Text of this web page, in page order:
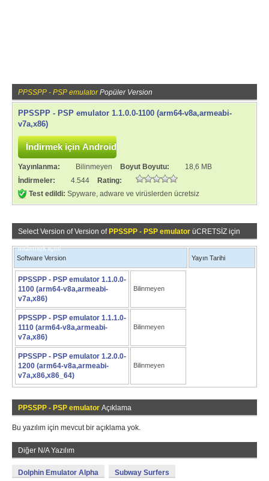
PPSSPP - PSP emulatorPopüler Version
PPSSPP - PSP emulator 1.1.0.0-1100 (arm64-v8a,armeabi-
v7a,x86)
Yayınlanma: Bilinmeyen Boyut Boyutu:
18,6 MB
İndirmeler:
4.544
Rating:
Test edildi: Spyware, adware ve virüslerden ücretsiz
Select Version of Version of PPSSPP - PSP emulator üCRETSİZ için
indirmek için!
Software Version Yayın Tarihi
PPSSPP - PSP emulator 1.1.0.0-
1100 (arm64-v8a,armeabi-
v7a,x86)
Bilinmeyen
PPSSPP - PSP emulator 1.1.1.0-
1110 (arm64-v8a,armeabi-
v7a,x86)
Bilinmeyen
PPSSPP - PSP emulator 1.2.0.0-
1200 (arm64-v8a,armeabi-
v7a,x86,x86_64)
Bilinmeyen
PPSSPP - PSP emulator Açıklama
Bu yazılım için mevcut bir açıklama yok.
Diğer N/A Yazılım
Dolphin Emulator Alpha Subway Surfers